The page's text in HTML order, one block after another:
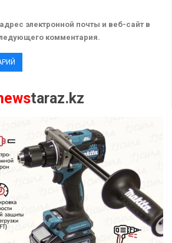
электронной почты и веб-сайт в
комментария.
taraz.kz